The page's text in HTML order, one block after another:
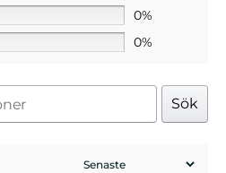
0%
0%
Sök